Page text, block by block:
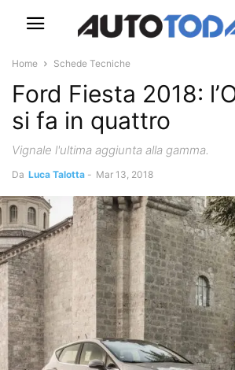
Home Schede Tecniche
Ford Fiesta 2018:
si fa in quattro
Vignale l'ultima aggiunta alla gamma.
Da Luca Talotta - Mar 13, 2018